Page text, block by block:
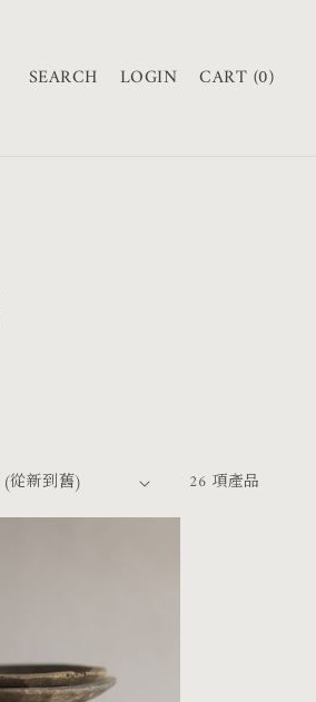
SEARCH LOGIN CART (0)
物
26 項產品